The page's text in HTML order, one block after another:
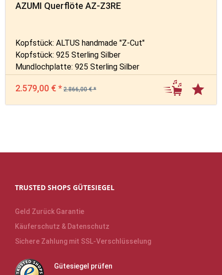
AZUMI Querflöte AZ-Z3RE
Kopfstück: ALTUS handmade "Z-Cut"
Kopfstück: 925 Sterling Silber
Mundlochplatte: 925 Sterling Silber
2.579,00 € * 2.866,00 € *
TRUSTED SHOPS GÜTESIEGEL
Geld Zurück Garantie
Käuferschutz & Datenschutz
Sichere Zahlung mit SSL-Verschlüsselung
Gütesiegel prüfen